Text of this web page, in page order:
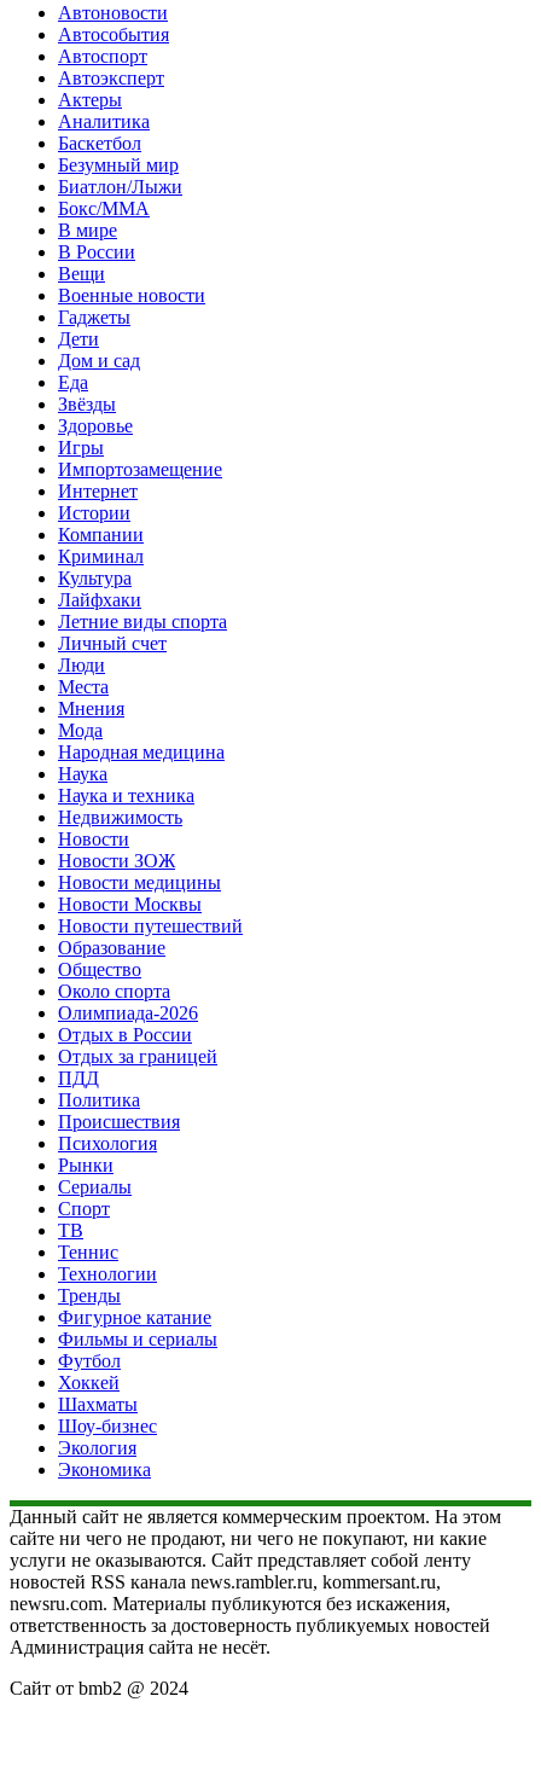
Автоновости
Автособытия
Автоспорт
Автоэксперт
Актеры
Аналитика
Баскетбол
Безумный мир
Биатлон/Лыжи
Бокс/MMA
В мире
В России
Вещи
Военные новости
Гаджеты
Дети
Дом и сад
Еда
Звёзды
Здоровье
Игры
Импортозамещение
Интернет
Истории
Компании
Криминал
Культура
Лайфхаки
Летние виды спорта
Личный счет
Люди
Места
Мнения
Мода
Народная медицина
Наука
Наука и техника
Недвижимость
Новости
Новости ЗОЖ
Новости медицины
Новости Москвы
Новости путешествий
Образование
Общество
Около спорта
Олимпиада-2026
Отдых в России
Отдых за границей
ПДД
Политика
Происшествия
Психология
Рынки
Сериалы
Спорт
ТВ
Теннис
Технологии
Тренды
Фигурное катание
Фильмы и сериалы
Футбол
Хоккей
Шахматы
Шоу-бизнес
Экология
Экономика
Данный сайт не является коммерческим проектом. На этом
сайте ни чего не продают, ни чего не покупают, ни какие
услуги не оказываются. Сайт представляет собой ленту
новостей RSS канала news.rambler.ru, kommersant.ru,
newsru.com. Материалы публикуются без искажения,
ответственность за достоверность публикуемых новостей
Администрация сайта не несёт.
Сайт от bmb2 @ 2024